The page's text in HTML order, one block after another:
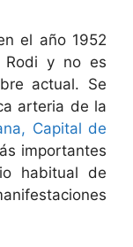
el año 1952
Rodi y no es
actual. Se
arteria de la
Capital de
importantes
habitual de